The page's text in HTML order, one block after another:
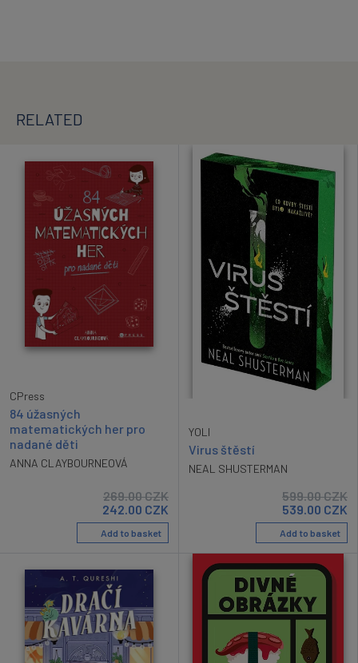
RELATED
CPress
84 úžasných
matematických her pro
nadané děti
ANNA CLAYBOURNEOVÁ
269.00CZK
242.00 CZK
Add to basket
YOLI
Virus štěstí
NEAL SHUSTERMAN
599.00CZK
539.00 CZK
Add to basket